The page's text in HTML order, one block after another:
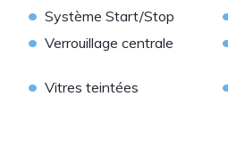
• Système Start/Stop
• Verrouillage centrale
• Vitres teintées